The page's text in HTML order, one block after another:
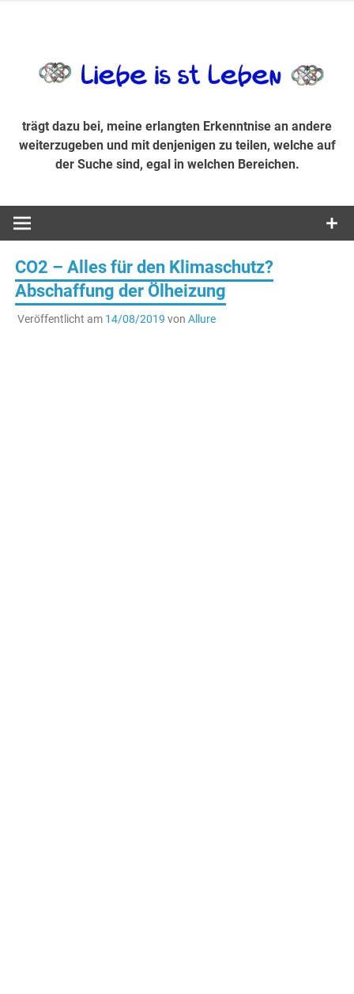
Suche sind, egal in welchen Bereichen.
trägt dazu bei, meine erlangten Erkenntnise an andere
weiterzugeben und mit denjenigen zu teilen, welche auf
der Suche sind, egal in welchen Bereichen.
CO2 – Alles für den Klimaschutz?
Abschaffung der Ölheizung
Veröffentlicht am 14/08/2019 von Allure